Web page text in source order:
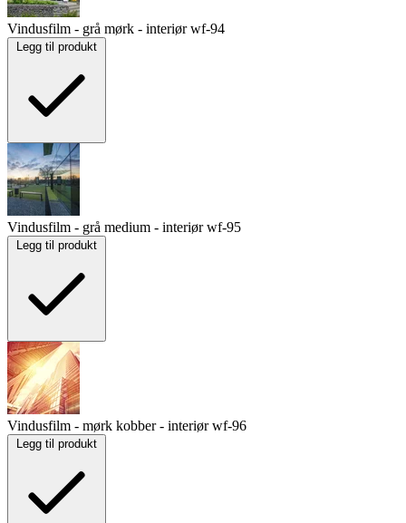
Vindusfilm - grå mørk - interiørwf-94
Legg til produkt
Vindusfilm - grå medium - interiørwf-95
Legg til produkt
Vindusfilm - mørk kobber - interiørwf-96
Legg til produkt